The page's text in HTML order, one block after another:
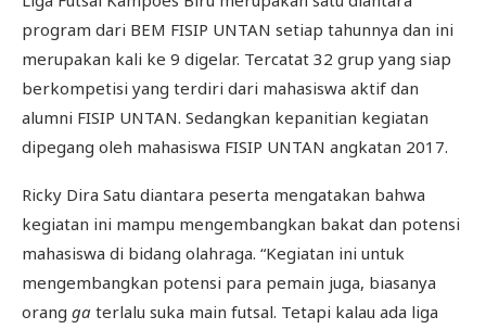
program dari BEM FISIP UNTAN setiap tahunnya dan ini
merupakan kali ke 9 digelar. Tercatat 32 grup yang siap
berkompetisi yang terdiri dari mahasiswa aktif dan
alumni FISIP UNTAN. Sedangkan kepanitian kegiatan
dipegang oleh mahasiswa FISIP UNTAN angkatan 2017.
Ricky Dira Satu diantara peserta mengatakan bahwa
kegiatan ini mampu mengembangkan bakat dan potensi
mahasiswa di bidang olahraga. “Kegiatan ini untuk
mengembangkan potensi para pemain juga, biasanya
orang ga terlalu suka main futsal. Tetapi kalau ada liga